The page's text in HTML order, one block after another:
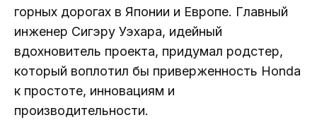
горных дорогах в Японии и Европе. Главный
инженер Сигэру Уэхара, идейный
вдохновитель проекта, придумал родстер,
который воплотил бы приверженность Honda
к простоте, инновациям и
производительности.